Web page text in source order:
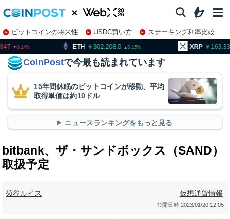
ビットコインの将来性 USDC買い方
ステーキング利率比較
株特集・関連銘柄
302,208.0 XRP 163.33
CoinPostで今最も読まれています
15年間休眠のビットコインが移動、平均
取得単価は約10ドル
ニュースランキングをもっと見る
bitbank、ザ・サンドボックス（SAND）
取扱予定
菊谷ルイス 仮想通貨情報
公開日時:2023/01/20 12:05